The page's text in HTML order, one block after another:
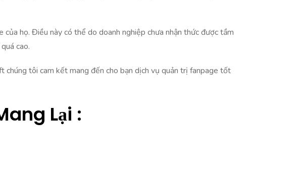
họ. Điều này có thể do doanh nghiệp chưa nhận thức được tầm
cao.
tôi cam kết mang đến cho bạn dịch vụ quản trị fanpage tốt
Lại :